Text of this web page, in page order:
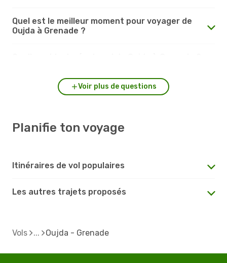
Quel est le meilleur moment pour voyager de
Oujda à Grenade ?
Voir plus de questions
Planifie ton voyage
Itinéraires de vol populaires
Les autres trajets proposés
Vols Oujda - Grenade